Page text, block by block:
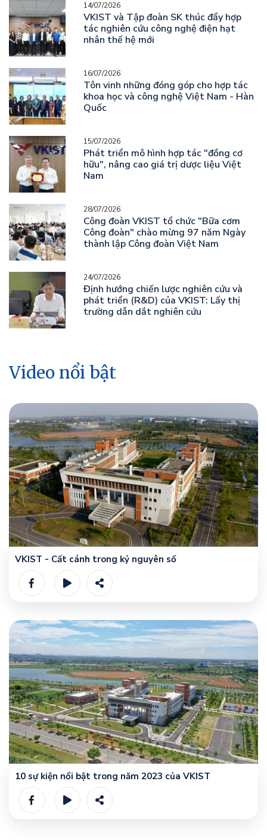
14/07/2026
VKIST và Tập đoàn SK thúc đẩy hợp
tác nghiên cứu công nghệ điện hạt
nhân thế hệ mới
16/07/2026
Tôn vinh những đóng góp cho hợp tác
khoa học và công nghệ Việt Nam - Hàn
Quốc
15/07/2026
Phát triển mô hình hợp tác "đồng cơ
hữu", nâng cao giá trị dược liệu Việt
Nam
28/07/2026
Công đoàn VKIST tổ chức "Bữa cơm
Công đoàn" chào mừng 97 năm Ngày
thành lập Công đoàn Việt Nam
24/07/2026
Định hướng chiến lược nghiên cứu và
phát triển (R&D) của VKIST: Lấy thị
trường dẫn dắt nghiên cứu
Video nổi bật
VKIST - Cất cánh trong kỷ nguyên số
10 sự kiện nổi bật trong năm 2023 của VKIST